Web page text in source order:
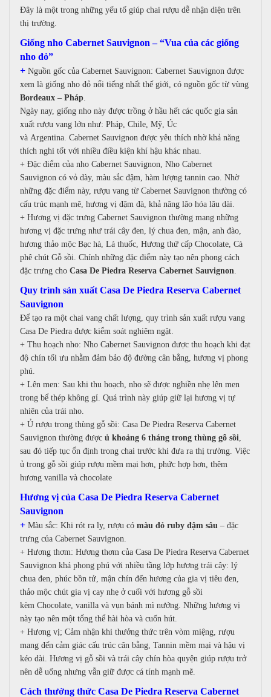
Đây là một trong những yếu tố giúp chai rượu dễ nhận diện trên
thị trường.
Giống nho Cabernet Sauvignon – “Vua của các giống
nho đỏ”
+Nguồn gốc của Cabernet Sauvignon:Cabernet Sauvignon được
xem là giống nho đỏ nổi tiếng nhất thế giới, có nguồn gốc từ vùng
Bordeaux – Pháp
Ngày nay, giống nho này được trồng ở hầu hết các quốc gia sản
xuất rượu vang lớn như:Pháp,Chile,Mỹ,Úc
và Argentina.Cabernet Sauvignon được yêu thích nhờ khả năng
thích nghi tốt với nhiều điều kiện khí hậu khác nhau.
+Đặc điểm của nho Cabernet Sauvignon,Nho Cabernet
Sauvignon có vỏ dày, màu sắc đậm, hàm lượng tannin cao.Nhờ
những đặc điểm này, rượu vang từ Cabernet Sauvignon thường có
cấu trúc mạnh mẽ, hương vị đậm đà, khả năng lão hóa lâu dài.
+Hương vị đặc trưngCabernet Sauvignon thường mang những
hương vị đặc trưng như trái cây đen, lý chua đen, mận, anh đào,
hương thảo mộcBạc hà,Lá thuốc,Hương thứ cấpChocolate,Cà
phê chútGỗ sồi.Chính những đặc điểm này tạo nên phong cách
đặc trưng choCasa De Piedra Reserva Cabernet Sauvignon
Quy trình sản xuất Casa De Piedra Reserva Cabernet
Sauvignon
Để tạo ra một chai vang chất lượng, quy trình sản xuất rượu vang
Casa De Piedra được kiểm soát nghiêm ngặt.
+Thu hoạch nho:Nho Cabernet Sauvignon được thu hoạch khi đạt
độ chín tối ưu nhằm đảm bảo độ đường cân bằng, hương vị phong
phú.
+Lên men: Sau khi thu hoạch, nho sẽ được nghiền nhẹ lên men
trong bể thép không gỉ.Quá trình này giúp giữ lại hương vị tự
nhiên của trái nho.
+Ủ rượu trong thùng gỗ sồi:Casa De Piedra Reserva Cabernet
Sauvignon thường đượcủ khoảng 6 tháng trong thùng gỗ sồi
sau đó tiếp tục ổn định trong chai trước khi đưa ra thị trường.Việc
ủ trong gỗ sồi giúp rượu mềm mại hơn, phức hợp hơn, thêm
hương vanilla và chocolate
Hương vị của Casa De Piedra Reserva Cabernet
Sauvignon
+Màu sắc:Khi rót ra ly, rượu cómàu đỏ ruby đậm sâu – đặc
trưng của Cabernet Sauvignon.
+Hương thơm:Hương thơm của Casa De Piedra Reserva Cabernet
Sauvignon khá phong phú với nhiều tầng lớp hương trái cây: lý
chua đen, phúc bồn tử, mận chín đến hương của gia vị tiêu đen,
thảo mộc chút gia vị cay nhẹ ở cuối với hương gỗ sồi
kèmChocolate, vanilla và vụn bánh mì nướng.Những hương vị
này tạo nên một tổng thể hài hòa và cuốn hút.
+ Hương vị;Cảm nhận khi thưởng thức trên vòm miệng, rượu
mang đến cảm giác cấu trúc cân bằng,Tannin mềm mại và hậu vị
kéo dài.Hương vị gỗ sồi và trái cây chín hòa quyện giúp rượu trở
nên dễ uống nhưng vẫn giữ được cá tính mạnh mẽ.
Cách thưởng thức Casa De Piedra Reserva Cabernet